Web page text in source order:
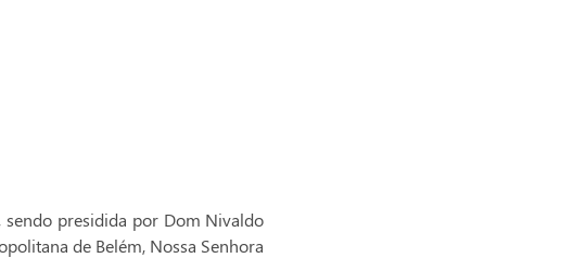
sendo presidida por Dom Nivaldo
de Belém, Nossa Senhora